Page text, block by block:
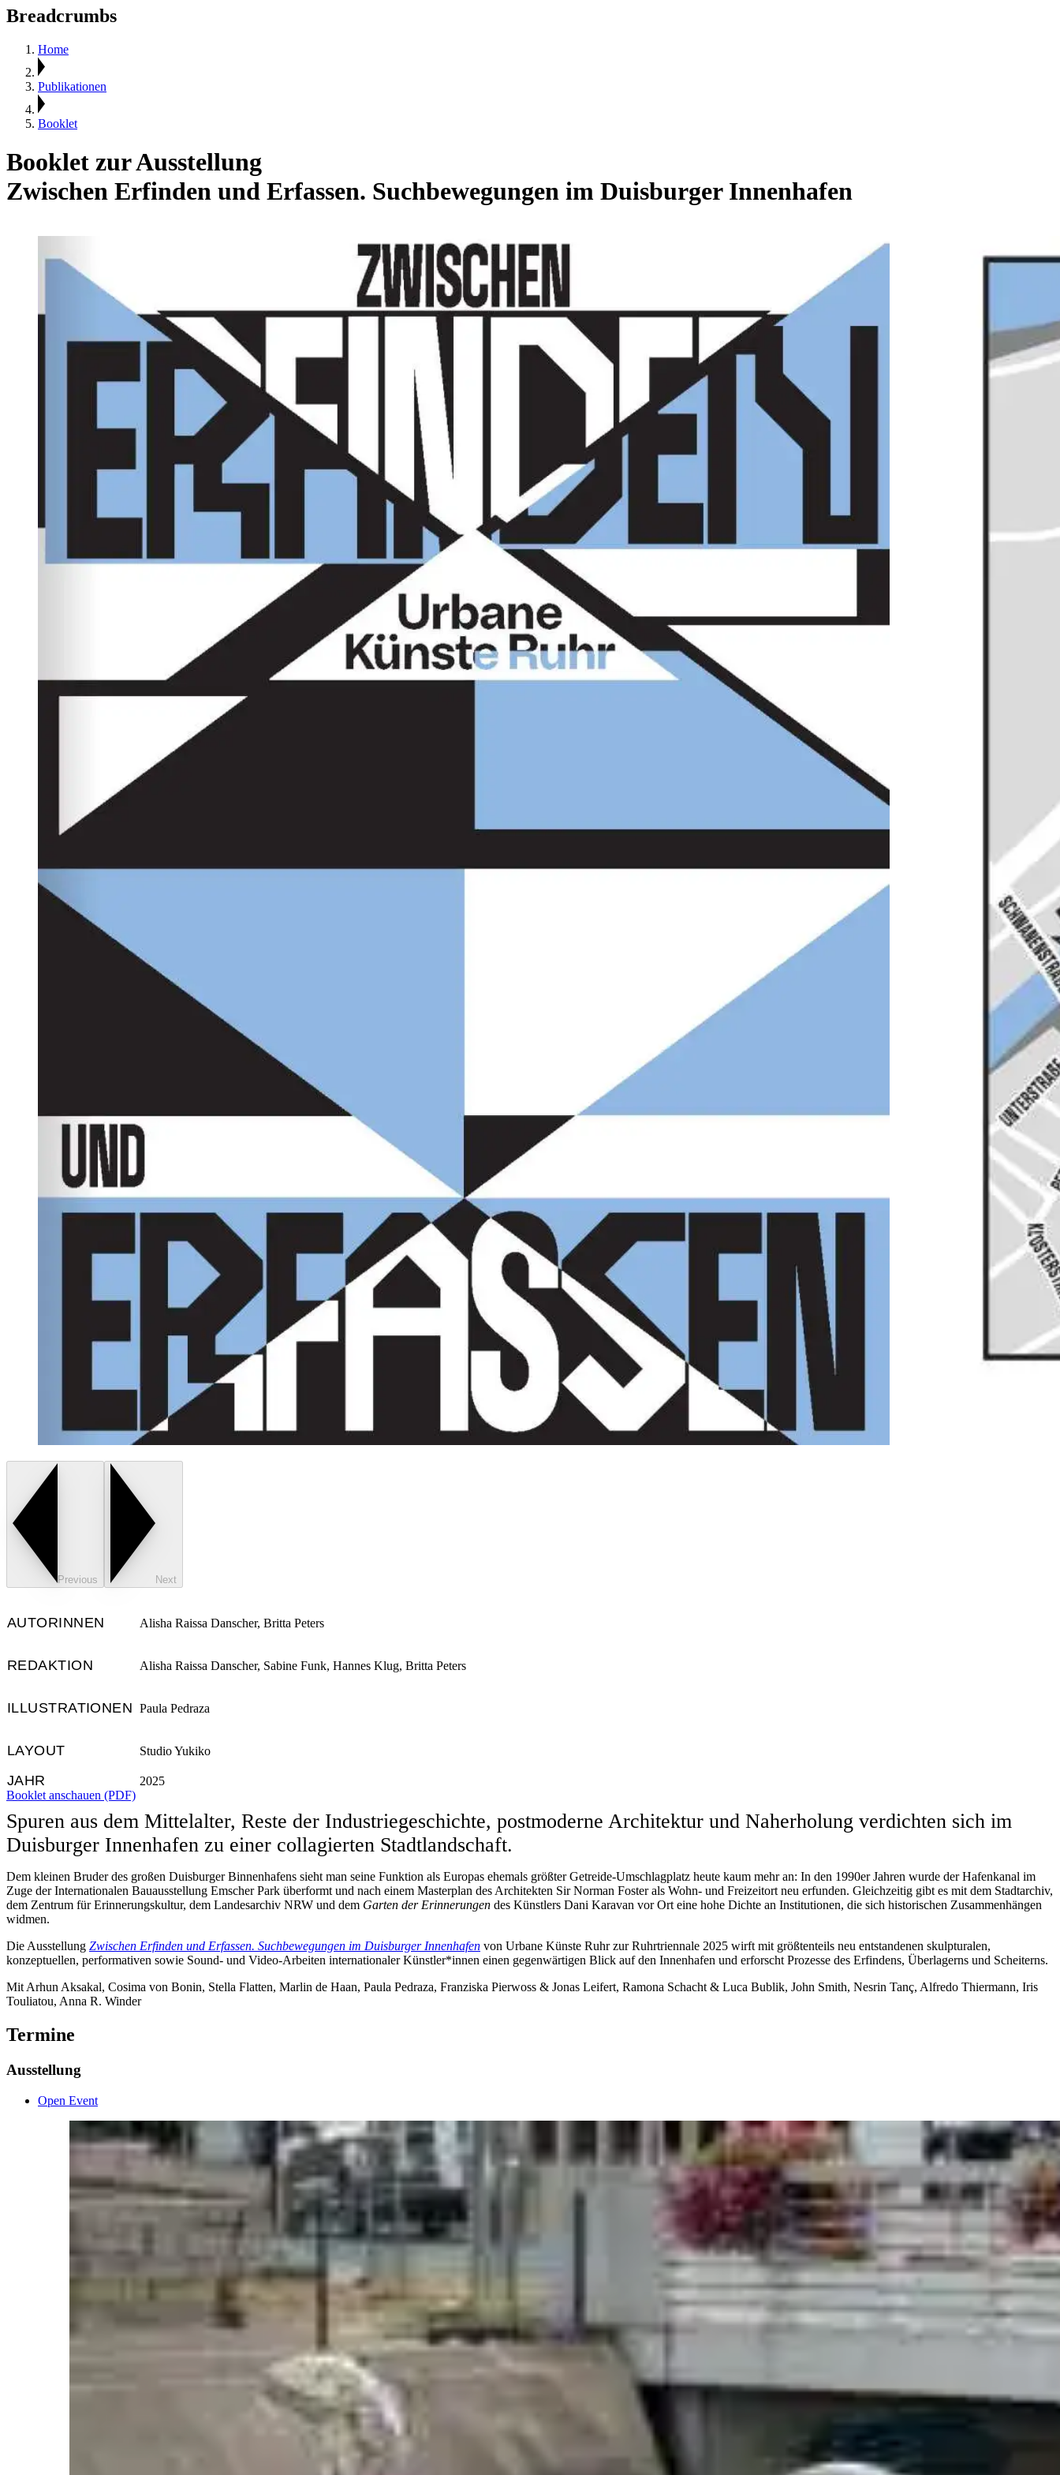
Breadcrumbs
Home
Publikationen
Booklet
Booklet zur Ausstellung
Zwischen Erfinden und Erfassen. Suchbewegungen im Duisburger Innenhafen
Previous Next
AUTORINNEN Alisha Raissa Danscher, Britta Peters
REDAKTION Alisha Raissa Danscher, Sabine Funk, Hannes Klug, Britta Peters
ILLUSTRATIONEN Paula Pedraza
LAYOUT Studio Yukiko
JAHR
2025
Booklet anschauen (PDF)
Spuren aus dem Mittelalter, Reste der Industriegeschichte, postmoderne Architektur und Naherholung verdichten sich im
Duisburger Innenhafen zu einer collagierten Stadtlandschaft.
Dem kleinen Bruder des großen Duisburger Binnenhafens sieht man seine Funktion als Europas ehemals größter Getreide-Umschlagplatz heute kaum mehr an: In den 1990er Jahren wurde der Hafenkanal im
Zuge der Internationalen Bauausstellung Emscher Park überformt und nach einem Masterplan des Architekten Sir Norman Foster als Wohn- und Freizeitort neu erfunden. Gleichzeitig gibt es mit dem Stadtarchiv,
dem Zentrum für Erinnerungskultur, dem Landesarchiv NRW und dem Garten der Erinnerungen des Künstlers Dani Karavan vor Ort eine hohe Dichte an Institutionen, die sich historischen Zusammenhängen
widmen.
Die Ausstellung Zwischen Erfinden und Erfassen. Suchbewegungen im Duisburger Innenhafen von Urbane Künste Ruhr zur Ruhrtriennale 2025 wirft mit größtenteils neu entstandenen skulpturalen,
konzeptuellen, performativen sowie Sound- und Video-Arbeiten internationaler Künstler*innen einen gegenwärtigen Blick auf den Innenhafen und erforscht Prozesse des Erfindens, Überlagerns und Scheiterns.
Mit Arhun Aksakal, Cosima von Bonin, Stella Flatten, Marlin de Haan, Paula Pedraza, Franziska Pierwoss & Jonas Leifert, Ramona Schacht & Luca Bublik, John Smith, Nesrin Tanç, Alfredo Thiermann, Iris
Touliatou, Anna R. Winder
Termine
Ausstellung
Open Event